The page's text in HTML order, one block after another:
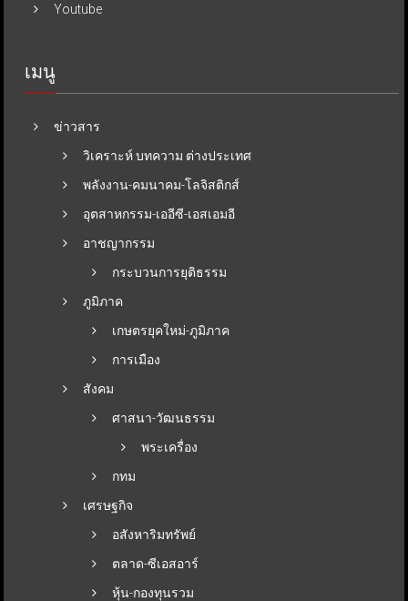
Youtube
เมนู
ข่าวสาร
วิเคราะห์ บทความ ต่างประเทศ
พลังงาน-คมนาคม-โลจิสติกส์
อุตสาหกรรม-เออีซี-เอสเอมอี
อาชญากรรม
กระบวนการยุติธรรม
ภูมิภาค
เกษตรยุคใหม่-ภูมิภาค
การเมือง
สังคม
ศาสนา-วัฒนธรรม
พระเครื่อง
กทม
เศรษฐกิจ
อสังหาริมทรัพย์
ตลาด-ซีเอสอาร์
หุ้น-กองทุนรวม